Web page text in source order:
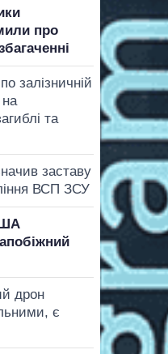
про
залізничній
на
та
заставу
ВСП ЗСУ
дрон
є